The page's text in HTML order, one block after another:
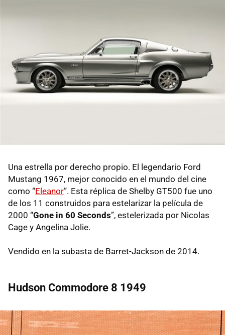
Una estrella por derecho propio. El legendario Ford
Mustang 1967, mejor conocido en el mundo del cine
como “Eleanor”. Esta réplica de Shelby GT500 fue uno
de los 11 construidos para estelarizar la película de
2000 “Gone in 60 Seconds”, estelerizada por Nicolas
Cage y Angelina Jolie.
Vendido en la subasta de Barret-Jackson de 2014.
Hudson Commodore 8 1949